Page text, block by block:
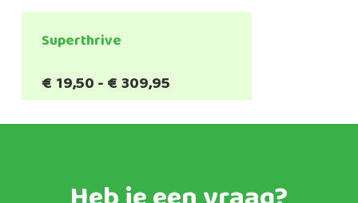
Superthrive
€ 19,50-€309,95Prijsklasse:
€19,50
tot